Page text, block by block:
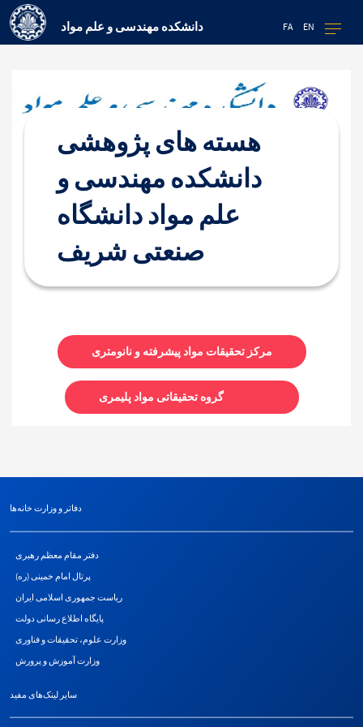
FA EN دانشکده مهندسی و علم مواد
هسته های پژوهشی
دانشکده مهندسی و
علم مواد دانشگاه
صنعتی شریف
مرکز تحقیقات مواد پیشرفته و نانومتری
گروه تحقیقاتی مواد پلیمری
دفاتر و وزارت خانه‌ها
دفتر مقام معظم رهبری
پرتال امام خمینی (ره)
ریاست جمهوری اسلامی ایران
پایگاه اطلاع رسانی دولت
وزارت علوم، تحقیقات و فناوری
وزارت آموزش و پرورش
سایر لینک‌های مفید